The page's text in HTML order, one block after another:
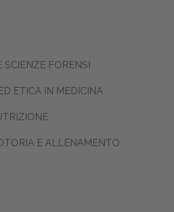
SCIENZE FORENSI
ETICA IN MEDICINA
E ALLENAMENTO